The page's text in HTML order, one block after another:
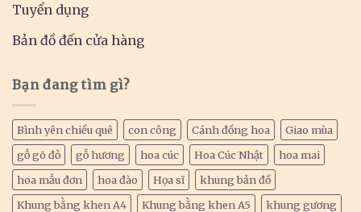
Tuyển dụng
Bản đồ đến cửa hàng
Bạn đang tìm gì?
Bình yên chiều quê con công Cánh đồng hoa
Giao mùa
gỗ gõ đỏ
gỗ hương hoa cúc Hoa Cúc Nhật
hoa mai
hoa mẫu đơn
hoa đào Họa sĩ
khung bản đồ
Khung bằng khen A4
Khung bằng khen A5
khung gương